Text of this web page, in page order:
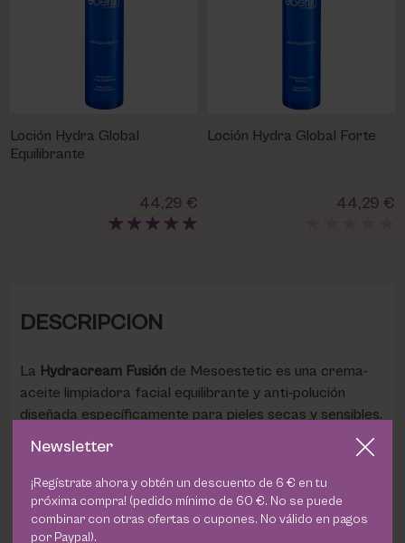
Loción Hydra Global
Equilibrante
44,29 €
Loción Hydra Global Forte
44,29 €
DESCRIPCION
La Hydracream Fusiónde Mesoestetic es una crema-
aceite limpiadora facial equilibrante y anti-polución
diseñada específicamente para pieles secas y sensibles.
Esta fórmula única aporta una intensa nutrición e
ingredientes clave como el Escualano, un aceite vegetal
altamente dermoafín que proporciona nutrición y
elasticidad sin dejar residuos grasos, y el activo
Newsletter
¡Regístrate ahora y obtén un descuento de 6 € en tu
próxima compra! (pedido mínimo de 60 €. No se puede
combinar con otras ofertas o cupones. No válido en pagos
por Paypal).